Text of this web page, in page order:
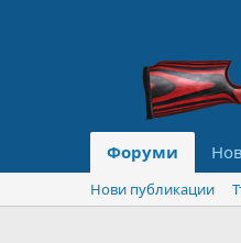
Форуми
Нови публикации